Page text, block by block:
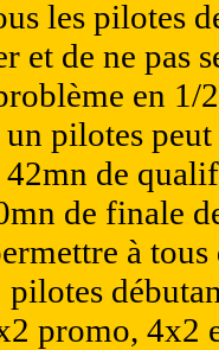
les pilotes
et de ne pas
en 1/
un pilotes
42mn de
de finale
à
pilotes
promo, 4x2